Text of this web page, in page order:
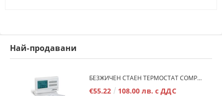
Най-продавани
БЕЗЖИЧЕН СТАЕН ТЕРМОСТАТ COMPUTHERM Q7RF
€55.22 108.00 лв. с ДДС